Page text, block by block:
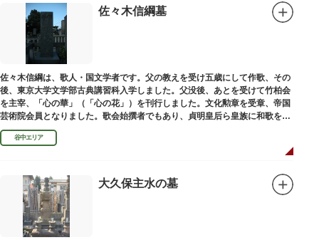
佐々木信綱墓
佐々木信綱は、歌人・国文学者です。父の教えを受け五歳にして作歌、その
後、東京大学文学部古典講習科入学しました。父没後、あとを受けて竹柏会
を主宰、「心の華」（「心の花」）を刊行しました。文化勲章を受章、帝国
芸術院会員となりました。歌会始撰者でもあり、貞明皇后ら皇族に和歌を指
導しました。そのお墓は谷中霊園にあります。
谷中エリア
大久保主水の墓